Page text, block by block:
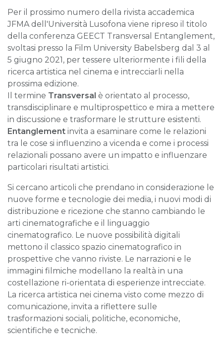
Per il prossimo numero deIla rivista accademica
JFMA dell'Università Lusofona viene ripreso il titolo
della conferenza GEECT Transversal Entanglement,
svoltasi presso la Film University Babelsberg dal 3 al
5 giugno 2021, per tessere ulteriormente i fili della
ricerca artistica nel cinema e intrecciarli nella
prossima edizione.
Il termine Transversal è orientato al processo,
transdisciplinare e multiprospettico e mira a mettere
in discussione e trasformare le strutture esistenti.
Entanglement invita a esaminare come le relazioni
tra le cose si influenzino a vicenda e come i processi
relazionali possano avere un impatto e influenzare
particolari risultati artistici.
Si cercano articoli che prendano in considerazione le
nuove forme e tecnologie dei media, i nuovi modi di
distribuzione e ricezione che stanno cambiando le
arti cinematografiche e il linguaggio
cinematografico. Le nuove possibilità digitali
mettono il classico spazio cinematografico in
prospettive che vanno riviste. Le narrazioni e le
immagini filmiche modellano la realtà in una
costellazione ri-orientata di esperienze intrecciate.
La ricerca artistica nei cinema visto come mezzo di
comunicazione, invita a riflettere sulle
trasformazioni sociali, politiche, economiche,
scientifiche e tecniche.